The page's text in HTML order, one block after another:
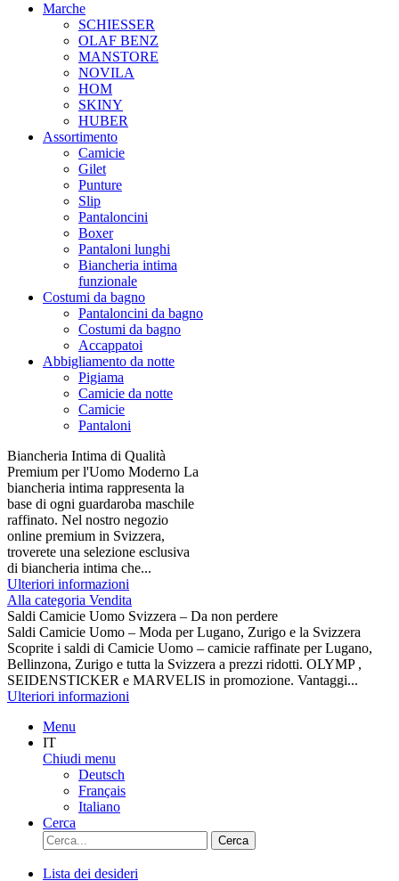
Marche
SCHIESSER
OLAF BENZ
MANSTORE
NOVILA
HOM
SKINY
HUBER
Assortimento
Camicie
Gilet
Punture
Slip
Pantaloncini
Boxer
Pantaloni lunghi
Biancheria intima
funzionale
Costumi da bagno
Pantaloncini da bagno
Costumi da bagno
Accappatoi
Abbigliamento da notte
Pigiama
Camicie da notte
Camicie
Pantaloni
Biancheria Intima di Qualità
Premium per l'Uomo Moderno La
biancheria intima rappresenta la
base di ogni guardaroba maschile
raffinato. Nel nostro negozio
online premium in Svizzera,
troverete una selezione esclusiva
di biancheria intima che...
Ulteriori informazioni
Alla categoria Vendita
Saldi Camicie Uomo Svizzera – Da non perdere
Saldi Camicie Uomo – Moda per Lugano, Zurigo e la Svizzera
Scoprite i saldi di Camicie Uomo – camicie raffinate per Lugano,
Bellinzona, Zurigo e tutta la Svizzera a prezzi ridotti. OLYMP ,
SEIDENSTICKER e MARVELIS in promozione. Vantaggi...
Ulteriori informazioni
Menu
IT
Chiudi menu
Deutsch
Français
Italiano
Cerca
Cerca
Lista dei desideri